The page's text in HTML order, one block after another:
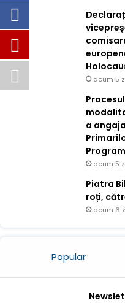
acum 5
a
acum 5
Piatra
roți,
acum 6
Popular